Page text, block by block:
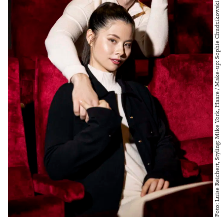
Foto: Luise Reichert, Styling: Mike York, Haare / Make-up: Sophie Chudzikowski